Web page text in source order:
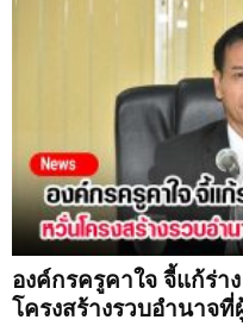
องค์กรครูคาใจ จี้แก้ร่า
โครงสร้างรวบอำนาจ